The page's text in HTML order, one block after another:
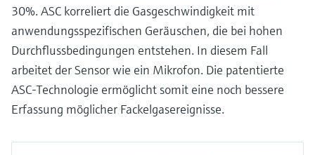
30%. ASC korreliert die Gasgeschwindigkeit mit
anwendungsspezifischen Geräuschen, die bei hohen
Durchflussbedingungen entstehen. In diesem Fall
arbeitet der Sensor wie ein Mikrofon. Die patentierte
ASC-Technologie ermöglicht somit eine noch bessere
Erfassung möglicher Fackelgasereignisse.